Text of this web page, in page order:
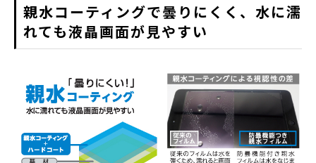
親水コーティングで曇りにくく、水に濡
れても液晶画面が見やすい